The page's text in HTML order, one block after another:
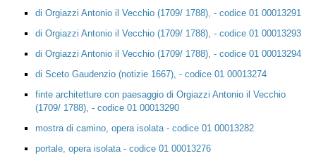
di Orgiazzi Antonio il Vecchio (1709/ 1788), - codice 01 00013291
di Orgiazzi Antonio il Vecchio (1709/ 1788), - codice 01 00013293
di Orgiazzi Antonio il Vecchio (1709/ 1788), - codice 01 00013294
di Sceto Gaudenzio (notizie 1667), - codice 01 00013274
finte architetture con paesaggio di Orgiazzi Antonio il Vecchio
(1709/ 1788), - codice 01 00013290
mostra di camino, opera isolata - codice 01 00013282
portale, opera isolata - codice 01 00013276